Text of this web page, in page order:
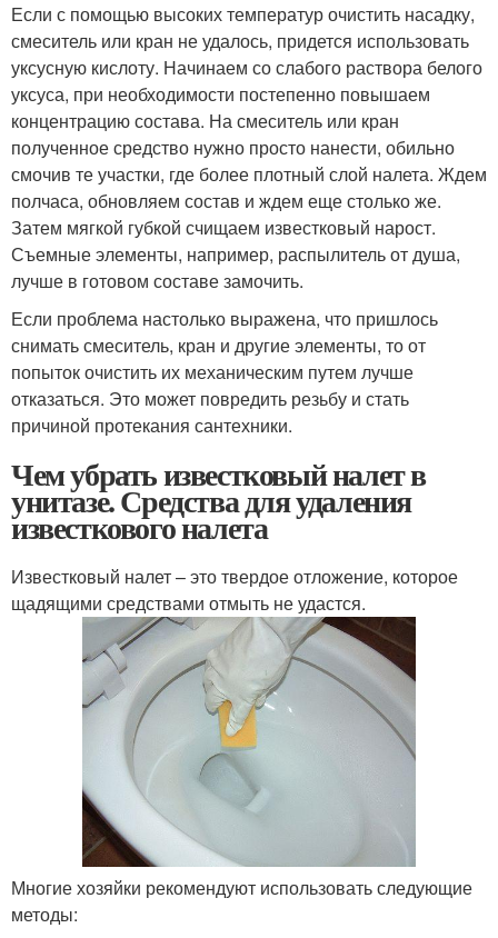
Если с помощью высоких температур очистить насадку,
смеситель или кран не удалось, придется использовать
уксусную кислоту. Начинаем со слабого раствора белого
уксуса, при необходимости постепенно повышаем
концентрацию состава. На смеситель или кран
полученное средство нужно просто нанести, обильно
смочив те участки, где более плотный слой налета. Ждем
полчаса, обновляем состав и ждем еще столько же.
Затем мягкой губкой счищаем известковый нарост.
Съемные элементы, например, распылитель от душа,
лучше в готовом составе замочить.
Если проблема настолько выражена, что пришлось
снимать смеситель, кран и другие элементы, то от
попыток очистить их механическим путем лучше
отказаться. Это может повредить резьбу и стать
причиной протекания сантехники.
Чем убрать известковый налет в
унитазе. Средства для удаления
известкового налета
Известковый налет – это твердое отложение, которое
щадящими средствами отмыть не удастся.
Многие хозяйки рекомендуют использовать следующие
методы: